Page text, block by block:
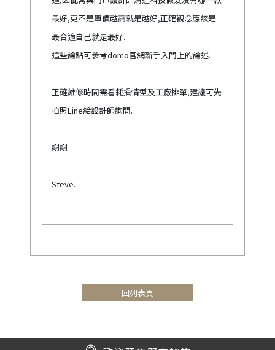
最好,更不是單價越高就是越好,正確觀念應該是
最合適自己就是最好.
這些論點可參考domo官網新手入門上的論述.
正確維修時間需看耗損情型及工廠排單,建議可先
拍照Line給設計師詢問.
謝謝
Steve.
回列表頁